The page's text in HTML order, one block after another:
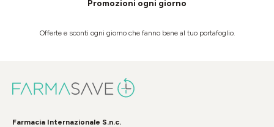
Promozioni ogni giorno
Offerte e sconti ogni giorno che fanno bene al tuo portafoglio.
Farmacia Internazionale S.n.c.